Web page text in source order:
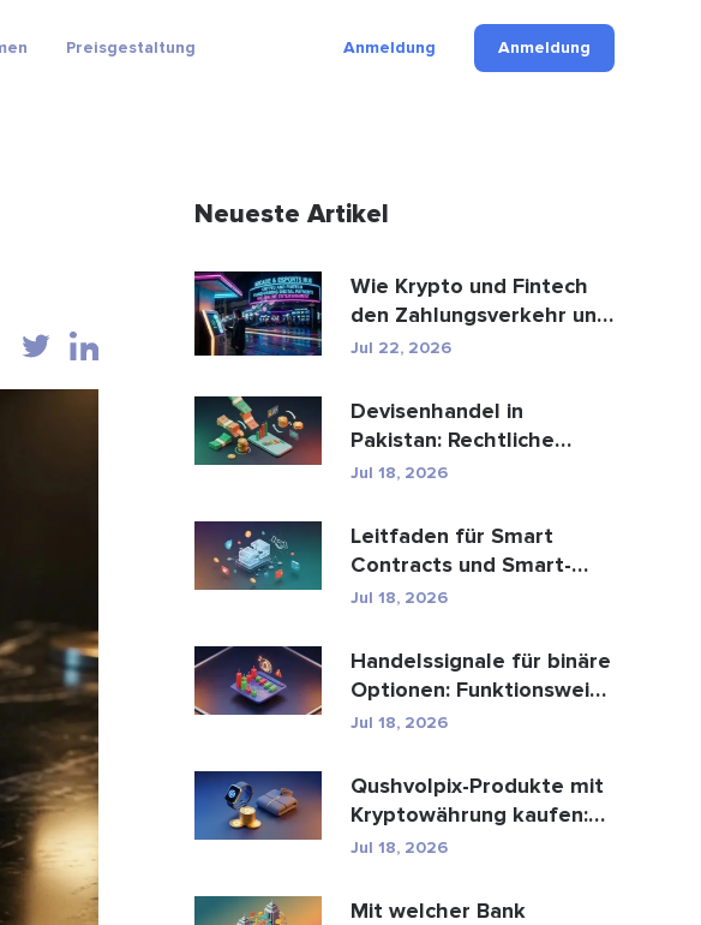
Preisgestaltung Anmeldung Anmeldung
Neueste Artikel
Wie Krypto und Fintech
den Zahlungsverkehr und
die Unterhaltungsbr...
Jul 22, 2026
Devisenhandel in
Pakistan: Rechtliche
Bestimmungen, Broker,
Jul 18, 2026
Leitfaden für Smart
Contracts und Smart-
Contract-
Jul 18, 2026
Handelssignale für binäre
Optionen: Funktionsweise
und Risiken
Jul 18, 2026
Qushvolpix-Produkte mit
Kryptowährung kaufen:
Bitcoin, Zahlungen ...
Jul 18, 2026
Mit welcher Bank